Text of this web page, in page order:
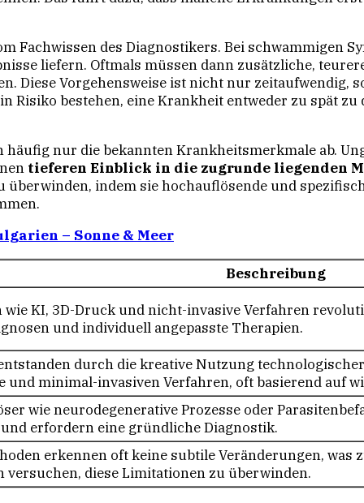
Fachwissen des Diagnostikers. Bei schwammigen
liefern. Oftmals müssen dann zusätzliche,
Diese Vorgehensweise ist nicht nur zeitaufwendig,
Risiko bestehen, eine Krankheit entweder zu spät
nur die bekannten Krankheitsmerkmale ab.
tieferen Einblick in die zugrunde liegenden
überwinden, indem sie hochauflösende und
– Sonne & Meer
Beschreibung
KI, 3D-Druck und nicht-invasive Verfahren
und individuell angepasste Therapien.
durch die kreative Nutzung
und minimal-invasiven Verfahren, oft basierend auf
wie neurodegenerative Prozesse oder
erfordern eine gründliche Diagnostik.
erkennen oft keine subtile Veränderungen, was
versuchen, diese Limitationen zu überwinden.